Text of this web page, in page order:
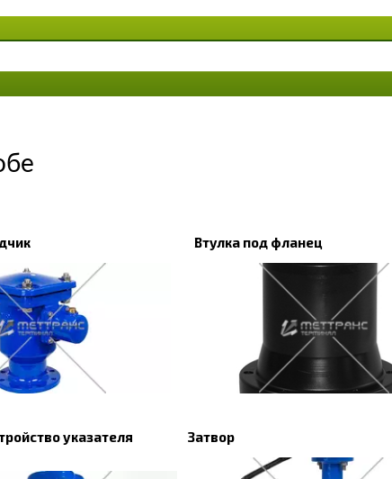
Втулка под фланец
указателя
Затвор